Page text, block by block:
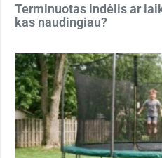
Terminuotas indėlis ar
kas naudingiau?